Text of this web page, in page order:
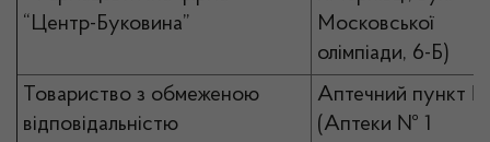
“Центр-Буковина”
Московської
олімпіади, 6-Б)
Товариство з обмеженою
відповідальністю
Аптечний пункт
(Аптеки № 1